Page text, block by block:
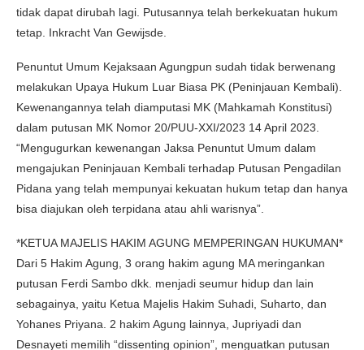
tidak dapat dirubah lagi. Putusannya telah berkekuatan hukum
tetap. Inkracht Van Gewijsde.
Penuntut Umum Kejaksaan Agungpun sudah tidak berwenang
melakukan Upaya Hukum Luar Biasa PK (Peninjauan Kembali).
Kewenangannya telah diamputasi MK (Mahkamah Konstitusi)
dalam putusan MK Nomor 20/PUU-XXI/2023 14 April 2023.
“Mengugurkan kewenangan Jaksa Penuntut Umum dalam
mengajukan Peninjauan Kembali terhadap Putusan Pengadilan
Pidana yang telah mempunyai kekuatan hukum tetap dan hanya
bisa diajukan oleh terpidana atau ahli warisnya”.
*KETUA MAJELIS HAKIM AGUNG MEMPERINGAN HUKUMAN*
Dari 5 Hakim Agung, 3 orang hakim agung MA meringankan
putusan Ferdi Sambo dkk. menjadi seumur hidup dan lain
sebagainya, yaitu Ketua Majelis Hakim Suhadi, Suharto, dan
Yohanes Priyana. 2 hakim Agung lainnya, Jupriyadi dan
Desnayeti memilih “dissenting opinion”, menguatkan putusan